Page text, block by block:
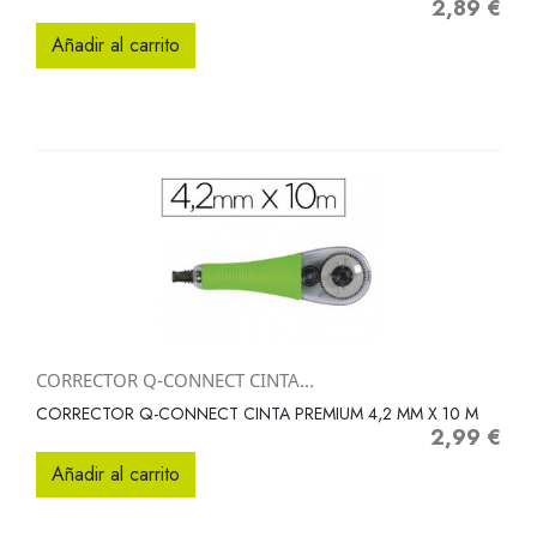
Precio
2,89 €
Añadir al carrito
CORRECTOR Q-CONNECT CINTA...
CORRECTOR Q-CONNECT CINTA PREMIUM 4,2 MM X 10 M
Precio
2,99 €
Añadir al carrito